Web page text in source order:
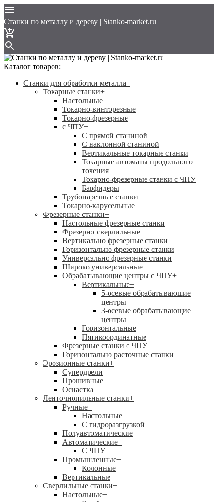
Cтанки по металлу и дереву | Stanko-market.ru
Каталог товаров:
Станки для обработки металла+
Токарные станки+
Настольные
Токарно-винторезные
Токарно-фрезерные
с ЧПУ+
С прямой станиной
C наклонной станиной
Вертикальные токарные станки
Токарные автоматы продольного
точения
Токарно-фрезерные станки с ЧПУ
Барфидеры
Трубонарезные станки
Токарно-карусельные
Фрезерные станки+
Настольные фрезерные станки
Фрезерно-сверлильные
Вертикально фрезерные станки
Горизонтально фрезерные станки
Универсально фрезерные станки
Широко универсальные
Обрабатывающие центры с ЧПУ+
Вертикальные+
5-осевые обрабатывающие
центры
3-осевые обрабатывающие
центры
Горизонтальные
Пятикоординатные
Фрезерные станки с ЧПУ
Горизонтально расточные станки
Эрозионные станки+
Супердрели
Прошивные
Оснастка
Ленточнопильные станки+
Ручные+
Настольные
С гидроразгрузкой
Полуавтоматические
Автоматические+
С ЧПУ
Промышленные+
Колонные
Вертикальные
Сверлильные станки+
Настольные+